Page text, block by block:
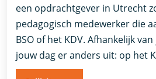
een opdrachtgever in Utrecht
pedagogisch medewerker die
BSO of het KDV. Afhankelijk
jouw dag er anders uit: op het